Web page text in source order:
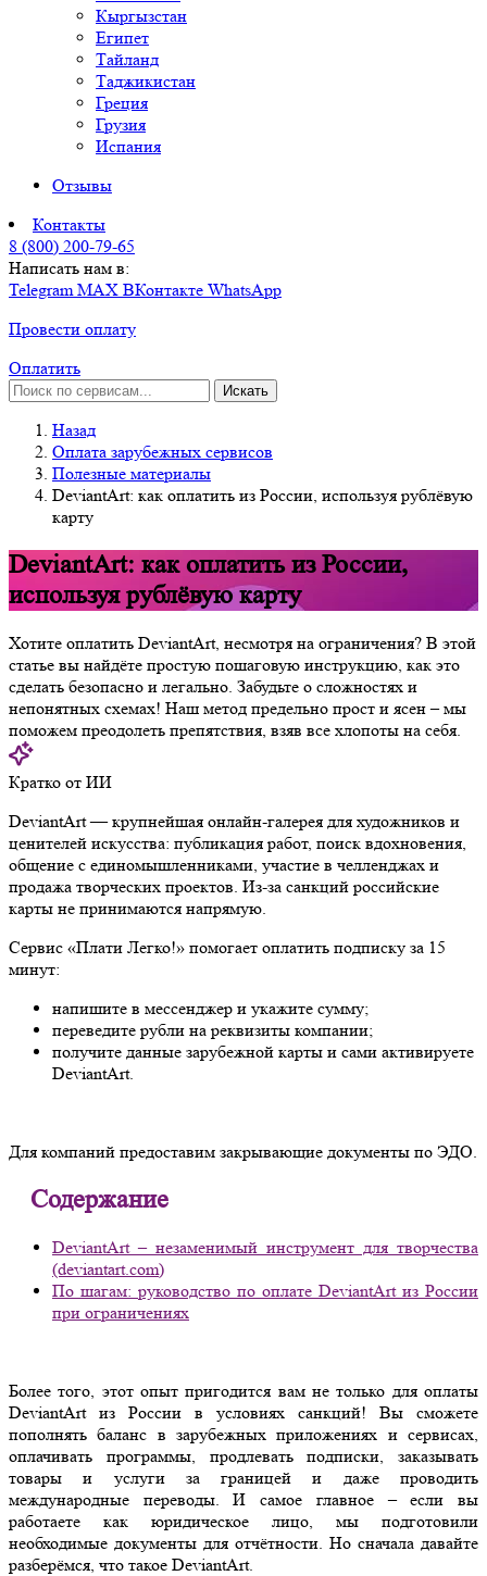
Кыргызстан
Египет
Тайланд
Таджикистан
Греция
Грузия
Испания
Отзывы
Контакты
8 (800) 200-79-65
Написать нам в:
TelegramMAX ВКонтакте WhatsApp
Провести оплату
Оплатить
Искать
Назад
Оплата зарубежных сервисов
Полезные материалы
DeviantArt: как оплатить из России, используя рублёвую
карту
DeviantArt: как оплатить из России,
используя рублёвую карту
Хотите оплатить DeviantArt, несмотря на ограничения? В этой
статье вы найдёте простую пошаговую инструкцию, как это
сделать безопасно и легально. Забудьте о сложностях и
непонятных схемах! Наш метод предельно прост и ясен – мы
поможем преодолеть препятствия, взяв все хлопоты на себя.
Кратко от ИИ
DeviantArt — крупнейшая онлайн-галерея для художников и
ценителей искусства: публикация работ, поиск вдохновения,
общение с единомышленниками, участие в челленджах и
продажа творческих проектов. Из-за санкций российские
карты не принимаются напрямую.
Сервис «Плати Легко!» помогает оплатить подписку за 15
минут:
напишите в мессенджер и укажите сумму;
переведите рубли на реквизиты компании;
получите данные зарубежной карты и сами активируете
DeviantArt.
Для компаний предоставим закрывающие документы по ЭДО.
Содержание
DeviantArt – незаменимый инструмент для творчества
(deviantart.com)
По шагам: руководство по оплате DeviantArt из России
при ограничениях
Более того, этот опыт пригодится вам не только для оплаты
DeviantArt из России в условиях санкций! Вы сможете
пополнять баланс в зарубежных приложениях и сервисах,
оплачивать программы, продлевать подписки, заказывать
товары и услуги за границей и даже проводить
международные переводы. И самое главное – если вы
работаете как юридическое лицо, мы подготовили
необходимые документы для отчётности. Но сначала давайте
разберёмся, что такое DeviantArt.